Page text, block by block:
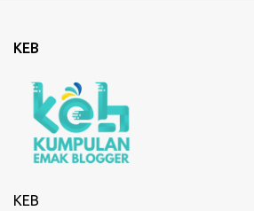
e
t
a
r
KEB
KEB